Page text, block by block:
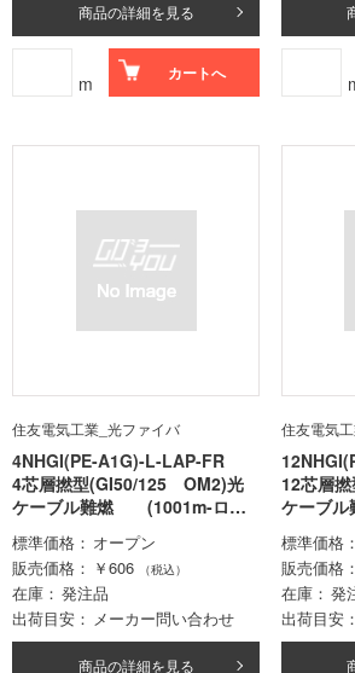
商品の詳細を見る
m カートへ
住友電気工業_光ファイバ
4NHGI(PE-A1G)-L-LAP-FR
4芯層撚型(GI50/125 OM2)光
ケーブル難燃 (1001m-ロッ
ト価格)
標準価格
オープン
販売価格
￥606 （税込）
在庫
発注品
出荷目安
メーカー問い合わせ
商品の詳細を見る
住友電気
12芯層
ケーブ
ト価格)
標準価格
販売価格
在庫
発
出荷目安